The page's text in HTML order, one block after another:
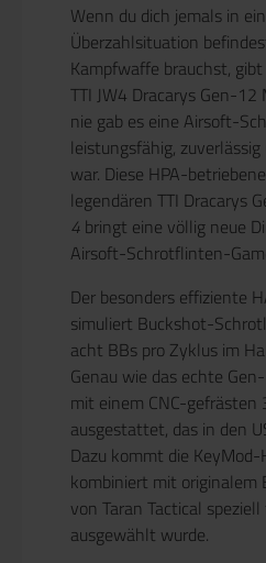
Wenn du dich jemals in
Überzahlsituation
Kampfwaffe brauchst,
TTI JW4 Dracarys Gen-12
nie gab es eine Airsoft-
leistungsfähig,
war. Diese HPA-
legendären TTI Dracarys
4 bringt eine völlig neue
Airsoft-Schrotflinten-
Der besonders effiziente
simuliert Buckshot-
acht BBs pro Zyklus im
Genau wie das echte
mit einem CNC-
ausgestattet, das in den
Dazu kommt die
kombiniert mit originalem
von Taran Tactical
ausgewählt wurde.